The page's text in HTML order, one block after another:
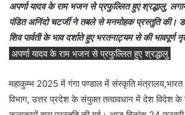
अपर्णा यादव के राम भजन से प्रफुल्लित हुए श्रद्धालु,
पंडित अनिंदो चटर्जी ने तबले से मनमोहक प्रस्तुति की।
शिव पार्वती के भाव दर्शाते हुए भरतनाट्यम से की भावपूर्ण
अपर्णा यादव के राम भजन से प्रफुल्लित हुए श्रद्धालु
महाकुम्भ 2025 में गंगा पण्डाल में संस्कृति
विभाग, उत्तर प्रदेश के संयुक्त तत्वावधान में देश विदेश के